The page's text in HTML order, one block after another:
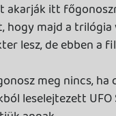
Han Solo-t visszahozták
hogy meghalhasson."
élt:)
áll az ikonikus Darth